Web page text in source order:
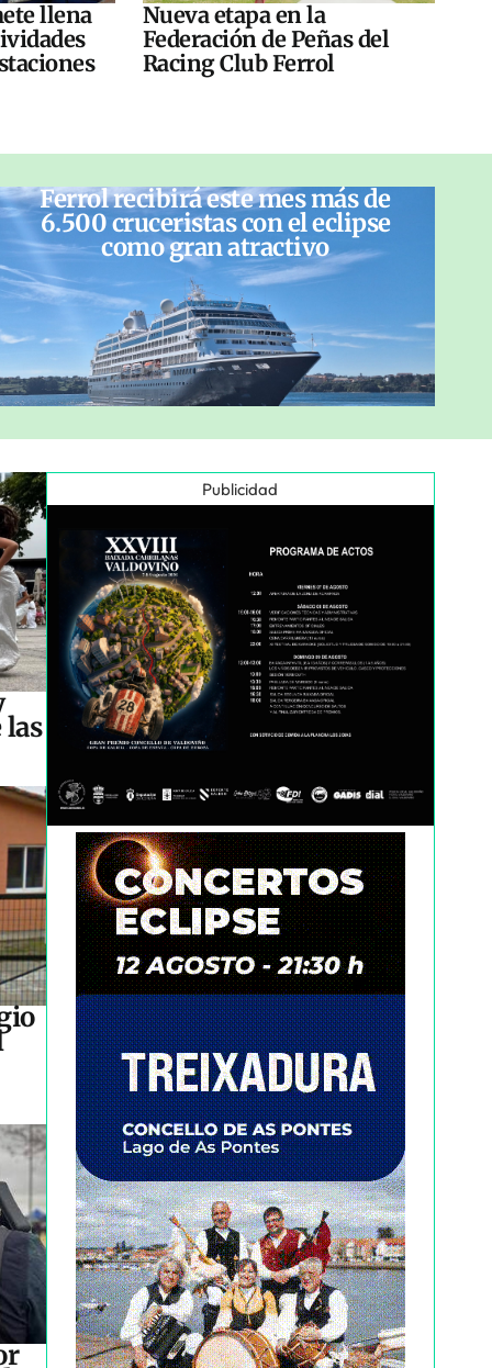
llena
Nueva etapa en la
Federación de Peñas del
Racing Club Ferrol
Ferrol recibirá este mes más de
6.500 cruceristas con el eclipse
como gran atractivo
las
Publicidad